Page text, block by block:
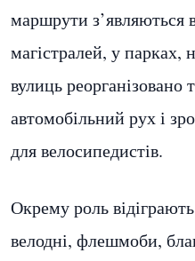
маршрути з’являються
магістралей, у
вулиць
автомобільний рух і
для велосипедистів.
Окрему роль
велодні, флешмоби,